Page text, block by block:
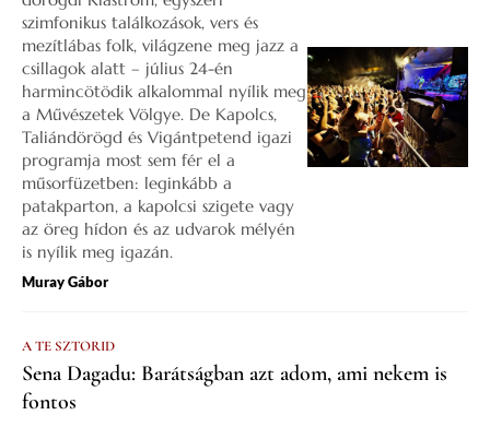
szimfonikus találkozások, vers és
mezítlábas folk, világzene meg jazz a
csillagok alatt – július 24-én
harmincötödik alkalommal nyílik meg
a Művészetek Völgye. De Kapolcs,
Taliándörögd és Vigántpetend igazi
programja most sem fér el a
műsorfüzetben: leginkább a
patakparton, a kapolcsi szigete vagy
az öreg hídon és az udvarok mélyén
is nyílik meg igazán.
Muray Gábor
A TE SZTORID
Sena Dagadu: Barátságban azt adom, ami nekem is
fontos